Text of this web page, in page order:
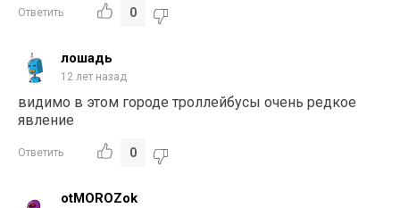
Ответить 0
лошадь
12 лет назад
видимо в этом городе троллейбусы очень редкое
явление
Ответить 0
otMOROZok